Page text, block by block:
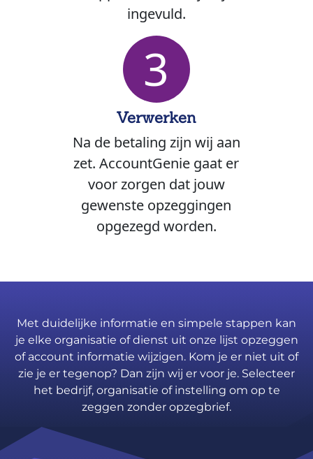
ingevuld.
3
Verwerken
Na de betaling zijn wij aan
zet. AccountGenie gaat er
voor zorgen dat jouw
gewenste opzeggingen
opgezegd worden.
Met duidelijke informatie en simpele stappen kan
je elke organisatie of dienst uit onze lijst opzeggen
of account informatie wijzigen. Kom je er niet uit of
zie je er tegenop? Dan zijn wij er voor je. Selecteer
het bedrijf, organisatie of instelling om op te
zeggen zonder opzegbrief.